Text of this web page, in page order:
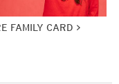
FAMILY CARD